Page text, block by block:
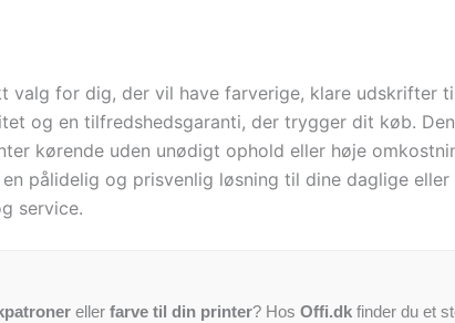
for dig, der vil have farverige, klare udskrifter
og en tilfredshedsgaranti, der trygger dit køb.
kørende uden unødigt ophold eller høje
pålidelig og prisvenlig løsning til dine daglige
service.
eller farve til din printer? Hos Offi.dk finder du et